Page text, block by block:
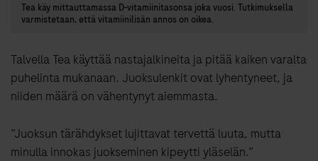
Tea käy mittauttamassa D-vitamiinitasonsa joka vuosi. Tutkimuksella
varmistetaan, että vitamiinilisän annos on oikea.
Talvella Tea käyttää nastajalkineita ja pitää kaiken varalta
puhelinta mukanaan. Juoksulenkit ovat lyhentyneet, ja
niiden määrä on vähentynyt aiemmasta.
”Juoksun tärähdykset lujittavat tervettä luuta, mutta
minulla innokas juokseminen kipeytti yläselän.”